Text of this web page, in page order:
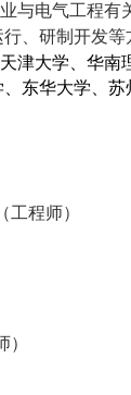
与电气工程
、研制开发等
津大学、华南
东华大学、
程师）